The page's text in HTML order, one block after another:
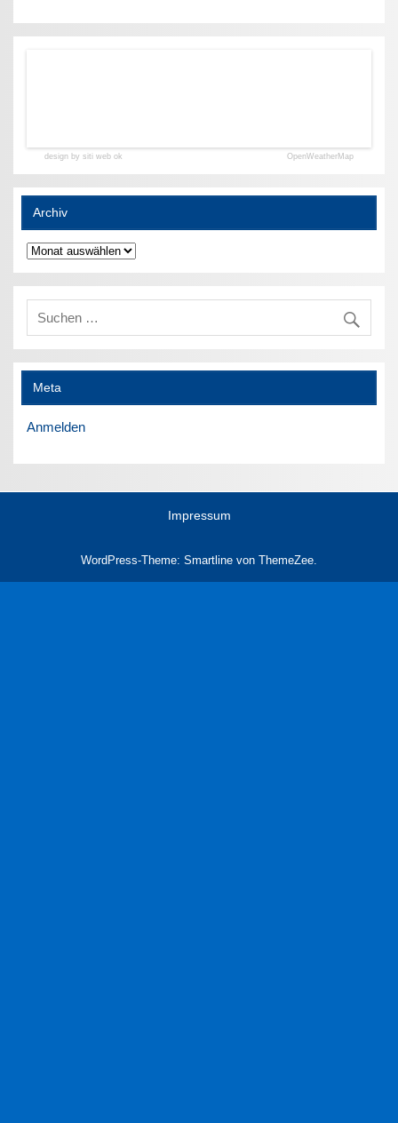
design by siti web ok OpenWeatherMap
Archiv
Archiv
Meta
Anmelden
Impressum
WordPress-Theme: Smartline von ThemeZee.